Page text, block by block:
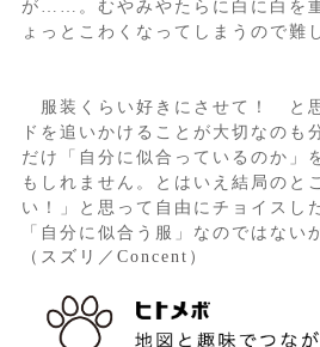
が……。むやみやたらに白に白を
ょっとこわくなってしまうので難
服装くらい好きにさせて！ と
ドを追いかけることが大切なのも
だけ「自分に似合っているのか」
もしれません。とはいえ結局のと
い！」と思って自由にチョイスし
「自分に似合う服」なのではない
（スズリ／Concent）